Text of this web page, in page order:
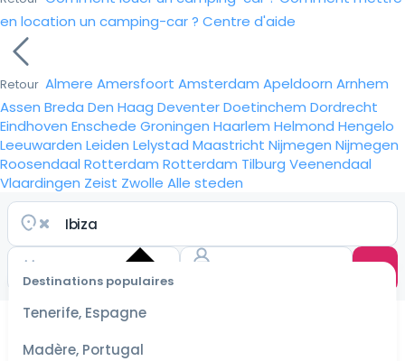
en location un camping-car ? Centre d'aide
Retour Almere Amersfoort Amsterdam Apeldoorn Arnhem
Assen Breda Den Haag DeventerDoetinchem Dordrecht
Eindhoven Enschede Groningen Haarlem Helmond Hengelo
Leeuwarden Leiden Lelystad Maastricht Nijmegen Nijmegen
Roosendaal Rotterdam Rotterdam Tilburg Veenendaal
Vlaardingen Zeist Zwolle Alle steden
Destinations populaires
Tenerife, Espagne
Madère, Portugal
Choisir
les
pour les